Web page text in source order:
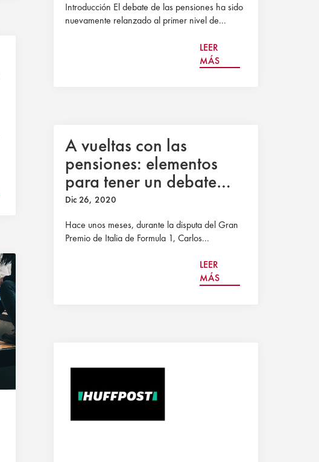
Introducción El debate de las pensiones ha sido
nuevamente relanzado al primer nivel de...
LEER
MÁS
A vueltas con las
pensiones: elementos
para tener un debate
más clínico y honesto
Dic 26, 2020
Hace unos meses, durante la disputa del Gran
Premio de Italia de Formula 1, Carlos...
LEER
MÁS